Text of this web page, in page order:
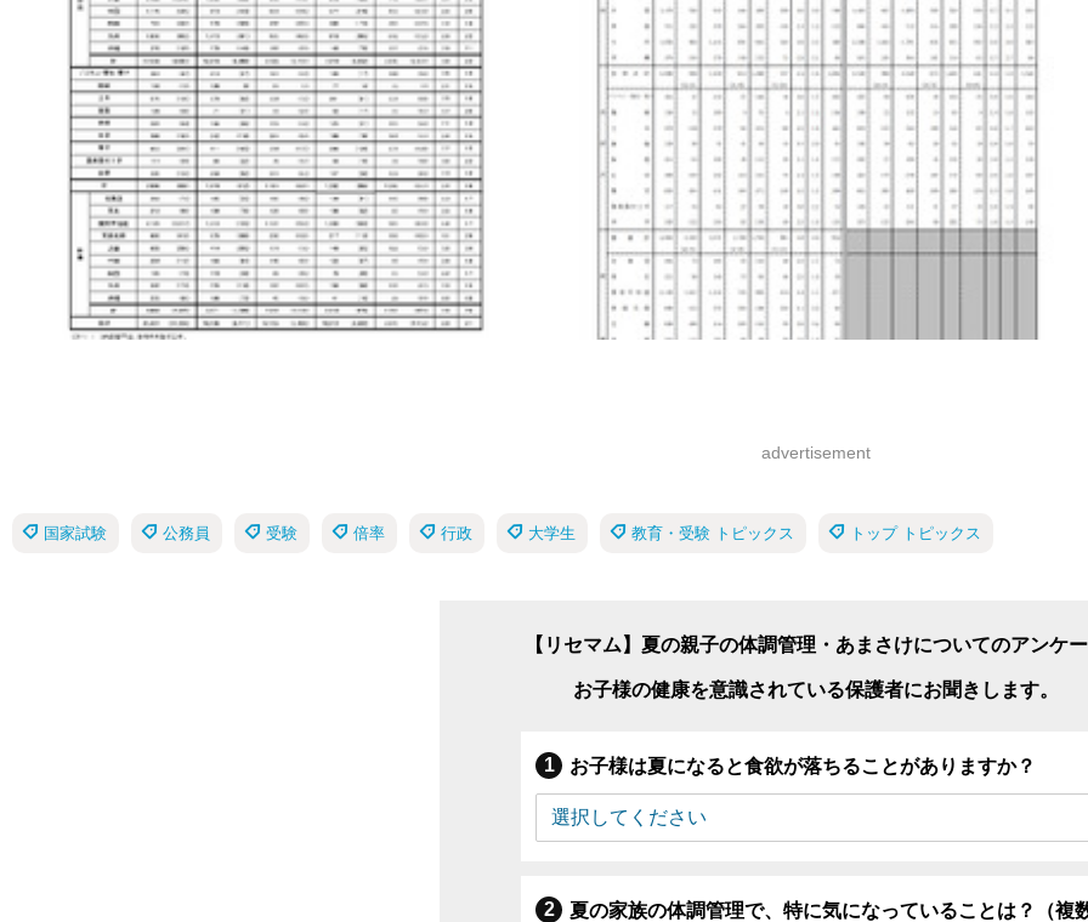
advertisement
国家試験 公務員 受験 倍率 行政 大学生 教育・受験 トピックス トップ トピックス
【リセマム】夏の親子の体調管理・あまさけについてのアンケ
お子様の健康を意識されている保護者にお聞きします。
お子様は夏になると食欲が落ちることがありますか？
夏の家族の体調管理で、特に気になっていることは？（複